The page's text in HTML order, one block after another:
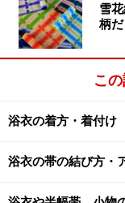
雪
柄
こ
浴衣の着方・着付け
浴衣の帯の結び方・